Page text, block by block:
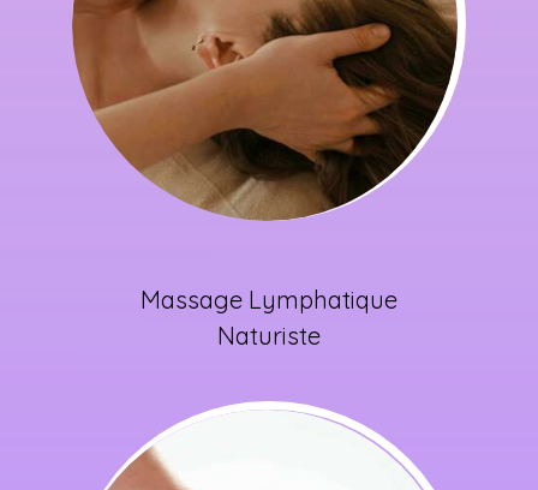
Massage Lymphatique
Naturiste